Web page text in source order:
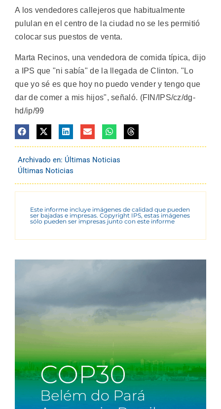
A los vendedores callejeros que habitualmente
pululan en el centro de la ciudad no se les permitió
colocar sus puestos de venta.
Marta Recinos, una vendedora de comida típica, dijo
a IPS que "ni sabía" de la llegada de Clinton. "Lo
que yo sé es que hoy no puedo vender y tengo que
dar de comer a mis hijos", señaló. (FIN/IPS/cz/dg-
hd/ip/99
Archivado en: Últimas Noticias
Últimas Noticias
Este informe incluye imágenes de calidad que pueden
ser bajadas e impresas. Copyright IPS, estas imágenes
sólo pueden ser impresas junto con este informe